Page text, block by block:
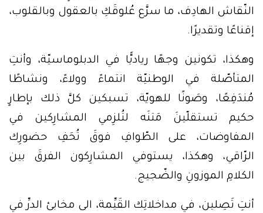
النّقاش الهادِف، ما سرَّع عُلوقَكِ بالعقول وبالقلوب،
إقناعًا وتقديرًا.
وهكذا، تكونين وجهًا رياديًّا في الدبلوماسيّة، وأنتِ
المتأصّلة في الوطنيّة انتماءً وولاءً، ونشاطًا
مُندَفِعًا، وصَونًا للهويّة، تسبكين كلَّ ذلك بإطارٍ
حكيم تستقلّينَ مَتنَه لتُلزِمي المشارِكين في
المفاوضات، على الطّوافِ فوقَ تُحَفِ حضورِك
الرّاقي، وهكذا، يستوفي المشارِكون الفرقَ بين
الكلامِ الموزونِ والضّجيج.
أنتِ تَصِلين، في مداخلاتِك القَيِّمة، الى مخابئ الدرِّ في